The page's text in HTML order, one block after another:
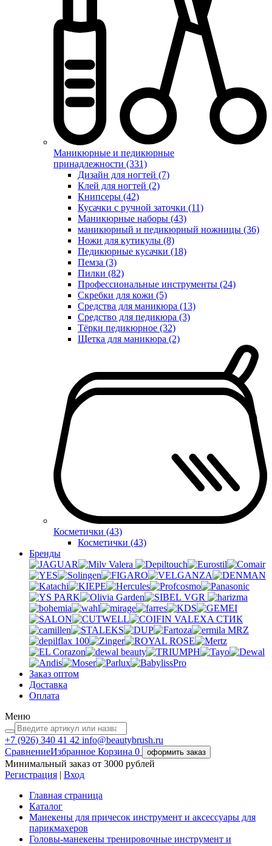
Маникюрные и педикюрные
принадлежности (331)
Дизайн для ногтей (7)
Клей для ногтей (2)
Книпсеры (42)
Кусачки с ручной заточки (11)
Маникюрные наборы (43)
маникюрный и педикюрный ножницы (36)
Ножи для кутикулы (8)
Педикюрные кусачки (18)
Пемза (3)
Пилки (82)
Профессиональные инструменты (24)
Скребки для кожи (5)
Средства для маникюра (13)
Средство для педикюра (3)
Тёрки педикюрное (32)
Щетка для маникюра (2)
Косметички (43)
Косметички (43)
Бренды
Valera
VGR
VALEXA СТИК
MRZ
Заказ оптом
Доставка
Оплата
Меню
+7 (926) 340 41 42 info@beautybrush.ru
СравнениеИзбранное Корзина 0 оформить заказ
Минимальный заказ от 3000 рублей
Регистрация | Вход
Главная страница
Каталог
Манекены для причесок инструмент и аксессуары для
парикмахеров
Головы-манекены тренировочные инструмент и